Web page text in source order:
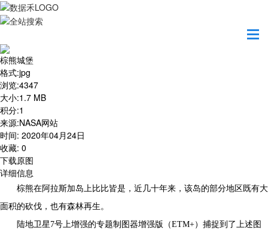
棕熊城堡
格式:jpg
浏览:4347
大小:1.7 MB
积分:1
来源:NASA网站
时间: 2020年04月24日
收藏: 0
下载原图
详细信息
棕熊在阿拉斯加岛上比比皆是，近几十年来，该岛的部分地区既有大
面积的砍伐，也有森林再生。
陆地卫星7号上增强的专题制图器增强版（ETM+）捕捉到了上述图